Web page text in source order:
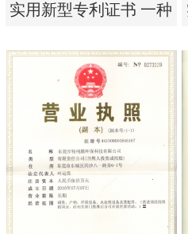
实用新型专利证书 一种
实用新型专利证书 一种
单边过滤流畅基板